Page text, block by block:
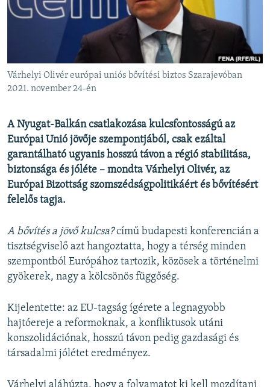
EURÓPAI UNIÓ
KLÍMAVÁLTOZÁS
A MÚLT TANULSÁGAI
Valamennyi RFE/RL weboldal
Várhelyi Olivér európai uniós bővítési biztos Szarajevóban
2021. november 24-én
A Nyugat-Balkán csatlakozása kulcsfontosságú az
Európai Unió jövője szempontjából, csak ezáltal
garantálható ugyanis hosszú távon a régió stabilitása,
biztonsága és jóléte – mondta Várhelyi Olivér, az
Európai Bizottság szomszédságpolitikáért és bővítésért
felelős tagja.
A bővítés a jövő kulcsa?című budapesti konferencián a
tisztségviselő azt hangoztatta, hogy a térség minden
szempontból Európához tartozik, közösek a történelmi
gyökerek, nagy a kölcsönös függőség.
Kijelentette: az EU-tagság ígérete a legnagyobb
hajtóereje a reformoknak, a konfliktusok utáni
konszolidációnak, hosszú távon pedig gazdasági és
társadalmi jólétet eredményez.